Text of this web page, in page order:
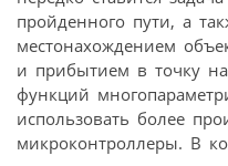
пройденного пути, а
местонахождением
и прибытием в точку
функций
использовать более
микроконтроллеры. В